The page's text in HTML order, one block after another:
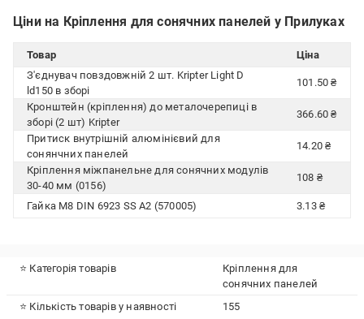
Ціни на Кріплення для сонячних панелей у Прилуках
Товар
Ціна
З'єднувач повздовжній 2 шт. Kripter Light D
ld150 в зборі
101.50 ₴
Кронштейн (кріплення) до металочерепиці в
зборі (2 шт) Kripter
366.60 ₴
Притиск внутрішній алюмінієвий для
сонянчних панелей
14.20 ₴
Кріплення міжпанельне для сонячних модулів
30-40 мм (0156)
108 ₴
Гайка М8 DIN 6923 SS A2 (570005) 3.13 ₴
⭐ Категорія товарів
Кріплення для
сонячних панелей
⭐ Кількість товарів у наявності
155